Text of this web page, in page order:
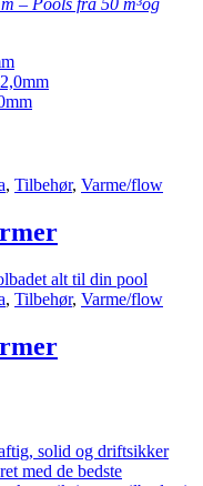
– Pools fra 50 m³og
, Tilbehør, Varme/flow
, Tilbehør, Varme/flow
solid og driftsikker
med de bedste